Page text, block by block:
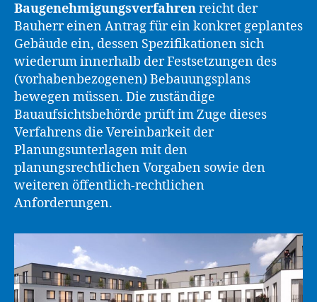
Baugenehmigungsverfahrenreicht der
Bauherr einen Antrag für ein konkret geplantes
Gebäude ein, dessen Spezifikationen sich
wiederum innerhalb der Festsetzungen des
(vorhabenbezogenen) Bebauungsplans
bewegen müssen. Die zuständige
Bauaufsichtsbehörde prüft im Zuge dieses
Verfahrens die Vereinbarkeit der
Planungsunterlagen mit den
planungsrechtlichen Vorgaben sowie den
weiteren öffentlich-rechtlichen
Anforderungen.